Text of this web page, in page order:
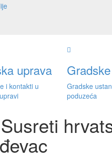
uprava
i kontakti u
Gradske
poduzeća